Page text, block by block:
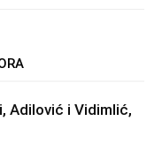
Adilović i Vidimlić,